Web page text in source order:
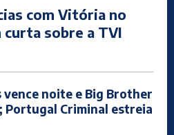
com Vitória no
sobre a TVI
vence noite e Big Brother
Portugal Criminal estreia